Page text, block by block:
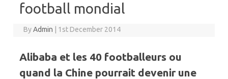
football mondial
ByAdmin 1st December 2014
Alibaba et les 40 footballeurs ou
quand la Chine pourrait devenir une